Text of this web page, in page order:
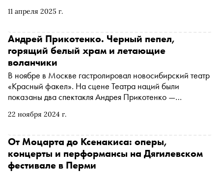
11 апреля 2025 г.
едином танце. А за пределы столицы стоит выехать,
Прикотенко — в Петербурге, и хореографа Антона
Пимонова — в Екатеринбурге
22 ноября 2024 г.
Андрей Прикотенко. Черный пепел,
горящий белый храм и летающие
воланчики
В ноябре в Москве гастролировал новосибирский театр
«Красный факел». На сцене Театра наций были
показаны два спектакля Андрея Прикотенко —
«Сноб» поговорил с режиссером
От Моцарта до Ксенакиса: оперы,
концерты и перформансы на Дягилевском
фестивале в Перми